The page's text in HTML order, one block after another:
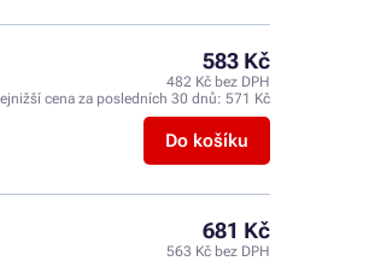
583 Kč
482 Kč bez DPH
cena za posledních 30 dnů: 571 Kč
Do košíku
681 Kč
563 Kč bez DPH